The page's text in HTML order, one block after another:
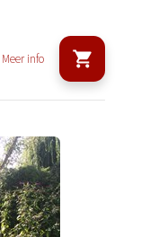
Meer info